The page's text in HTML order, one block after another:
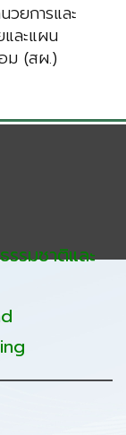
วยการและ
ละแผน
ม (สผ.)
รมชาติและ